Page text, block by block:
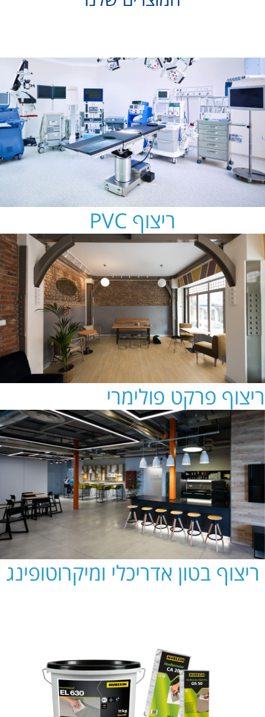
ריצוף PVC
ריצוף פרקט פולימרי
ריצוף בטון אדריכלי ומיקרוטופינג